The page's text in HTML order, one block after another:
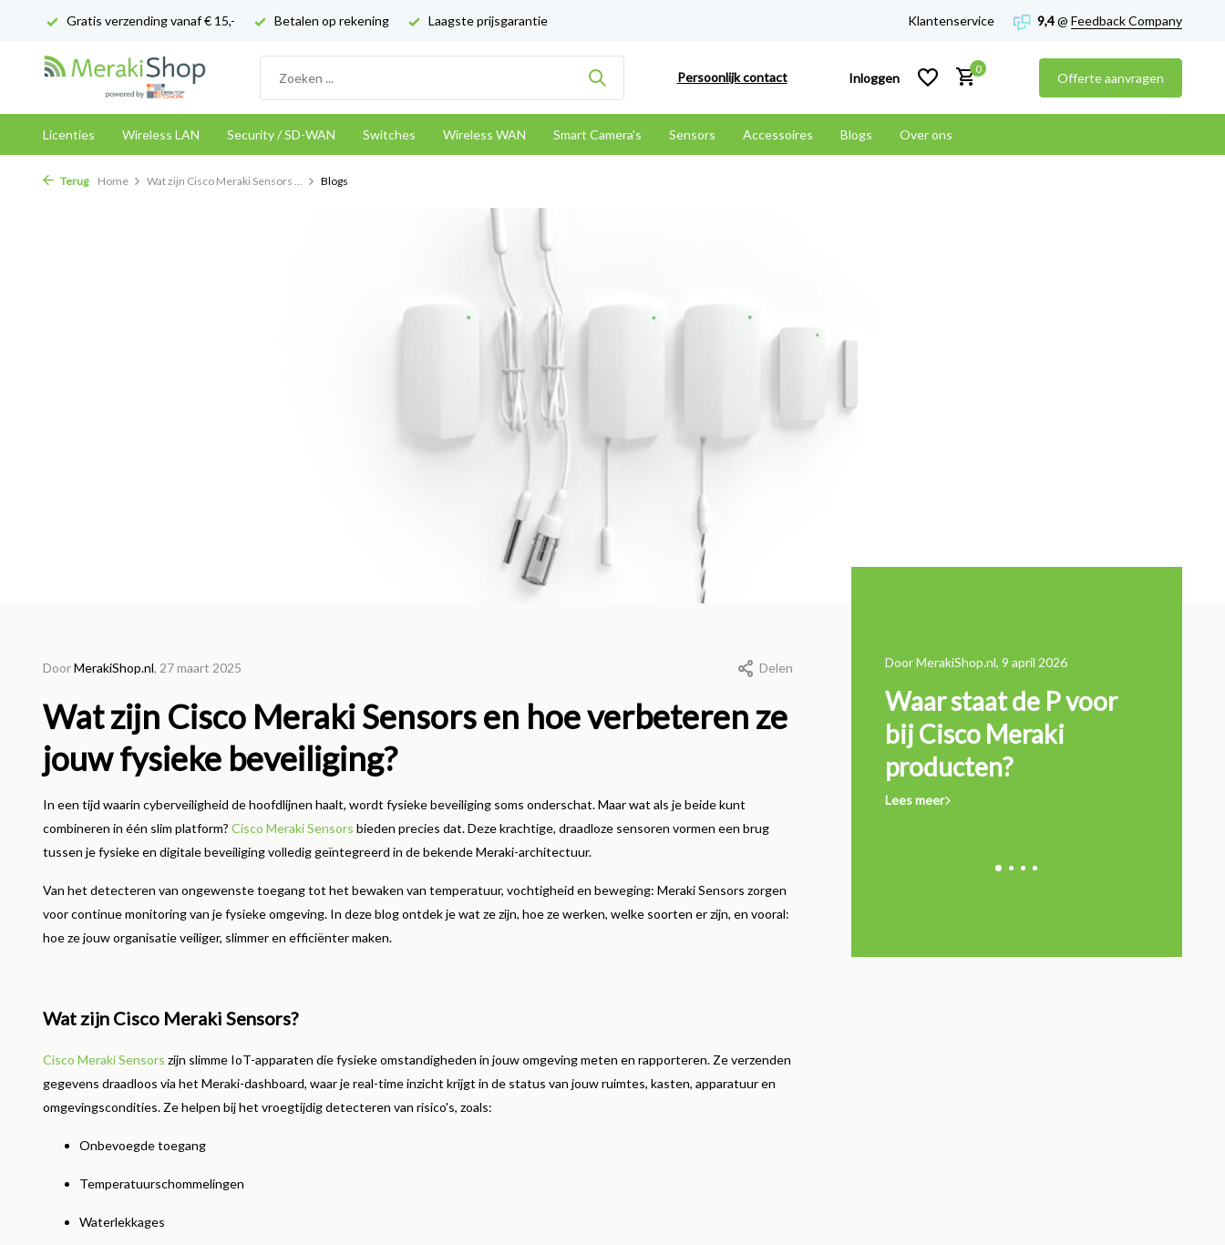
Gratis verzending vanaf € 15,- Betalen op rekening Laagste prijsgarantie Klantenservice 9,4@ Feedback Company
Persoonlijk contact Inloggen
0
Offerte aanvragen
Licenties Wireless LAN Security / SD-WAN Switches Wireless WAN Smart Camera's Sensors Accessoires Blogs Over ons
Terug Home Wat zijn Cisco Meraki Sensors ... Blogs
DoorMerakiShop.nl, 27 maart 2025 Delen
Wat zijn Cisco Meraki Sensors en hoe verbeteren ze
jouw fysieke beveiliging?
In een tijd waarin cyberveiligheid de hoofdlijnen haalt, wordt fysieke beveiliging soms onderschat. Maar wat als je beide kunt
combineren in één slim platform? Cisco Meraki Sensors bieden precies dat. Deze krachtige, draadloze sensoren vormen een brug
tussen je fysieke en digitale beveiliging volledig geïntegreerd in de bekende Meraki-architectuur.
Van het detecteren van ongewenste toegang tot het bewaken van temperatuur, vochtigheid en beweging: Meraki Sensors zorgen
voor continue monitoring van je fysieke omgeving. In deze blog ontdek je wat ze zijn, hoe ze werken, welke soorten er zijn, en vooral:
hoe ze jouw organisatie veiliger, slimmer en efficiënter maken.
Wat zijn Cisco Meraki Sensors?
Cisco Meraki Sensors zijn slimme IoT-apparaten die fysieke omstandigheden in jouw omgeving meten en rapporteren. Ze verzenden
gegevens draadloos via het Meraki-dashboard, waar je real-time inzicht krijgt in de status van jouw ruimtes, kasten, apparatuur en
omgevingscondities. Ze helpen bij het vroegtijdig detecteren van risico's, zoals:
Onbevoegde toegang
Temperatuurschommelingen
Waterlekkages
Upgraden of
verlengen? Wat is slim
voor jouw Meraki
omgeving?
Lees meer
Meraki licentie
verlopen? Dit zijn de
beveiliging
Lees meer
Door MerakiShop.nl, 9 april 2026
Waar staat de P voor
bij Cisco Meraki
producten?
Lees meer